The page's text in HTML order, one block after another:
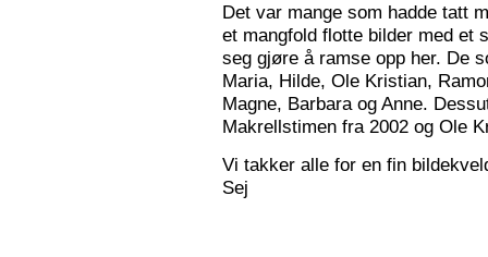
Det var mange som hadde tatt
et mangfold flotte bilder med et
seg gjøre å ramse opp her. De
Maria, Hilde, Ole Kristian,
Magne, Barbara og Anne.
Makrellstimen fra 2002 og Ole
Vi takker alle for en fin
Sej